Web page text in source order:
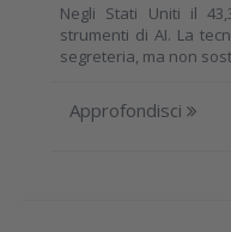
Negli Stati Uniti il
strumenti di AI. La
segreteria, ma non
Approfondisci